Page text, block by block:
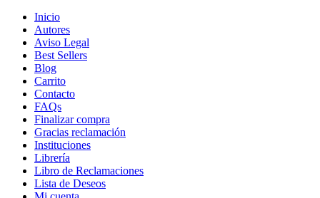
Inicio
Autores
Aviso Legal
Best Sellers
Blog
Carrito
Contacto
FAQs
Finalizar compra
Gracias reclamación
Instituciones
Librería
Libro de Reclamaciones
Lista de Deseos